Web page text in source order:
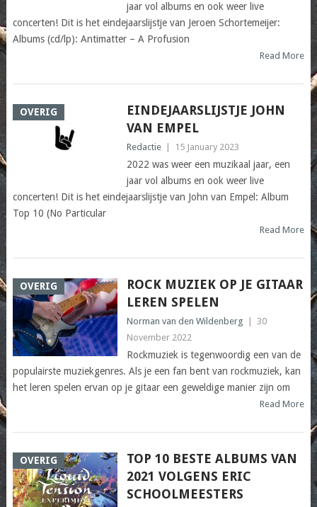
jaar vol albums en ook weer live
concerten! Dit is het eindejaarslijstje van Jeroen Schortemeijer:
Albums (cd/lp): Antimatter – A Profusion
Read More
OVERIG
EINDEJAARSLIJSTJE JOHN
VAN EMPEL
Redactie 15 January 2023
2022 was weer een muzikaal jaar, een
jaar vol albums en ook weer live
concerten! Dit is het eindejaarslijstje van John van Empel: Album
Top 10 (No Particular
Read More
OVERIG
ROCK MUZIEK OP JE GITAAR
LEREN SPELEN
Norman van den Wildenberg
30
November 2022
Rockmuziek is tegenwoordig een van de
populairste muziekgenres. Als je een fan bent van rockmuziek, kan
het leren spelen ervan op je gitaar een geweldige manier zijn om
Read More
OVERIG
TOP 10 BESTE ALBUMS VAN
2021 VOLGENS ERIC
SCHOOLMEESTERS